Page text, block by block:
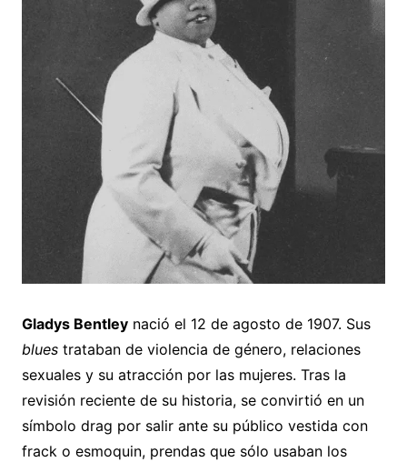
Gladys Bentleynació el 12 de agosto de 1907. Sus
bluestrataban de violencia de género, relaciones
sexuales y su atracción por las mujeres. Tras la
revisión reciente de su historia, se convirtió en un
símbolo drag por salir ante su público vestida con
frack o esmoquin, prendas que sólo usaban los